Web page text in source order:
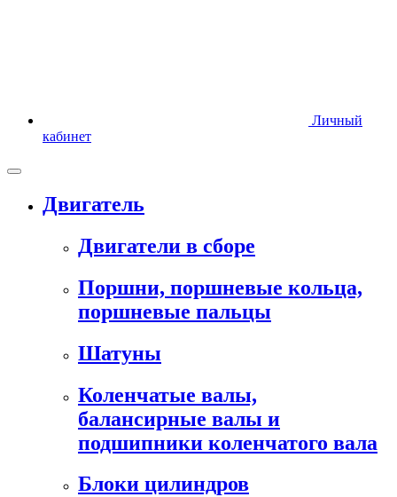
Личный
кабинет
Двигатель
Двигатели в сборе
Поршни, поршневые кольца,
поршневые пальцы
Шатуны
Коленчатые валы,
балансирные валы и
подшипники коленчатого вала
Блоки цилиндров